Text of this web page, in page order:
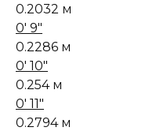
0.2032 м
0' 9"
0.2286 м
0' 10"
0.254 м
0' 11"
0.2794 м